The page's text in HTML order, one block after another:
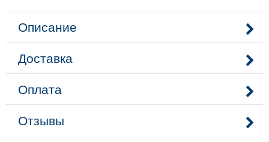
Описание
Доставка
Оплата
Отзывы